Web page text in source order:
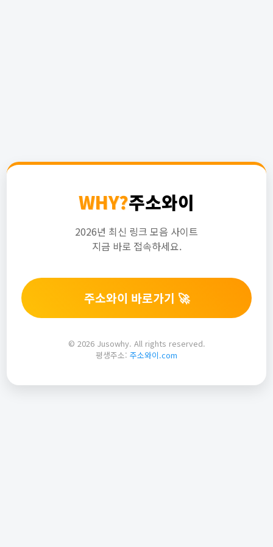
WHY?주소와이
2026년 최신 링크 모음 사이트
지금 바로 접속하세요.
주소와이 바로가기 🚀
© 2026 Jusowhy. All rights reserved.
평생주소: 주소와이.com